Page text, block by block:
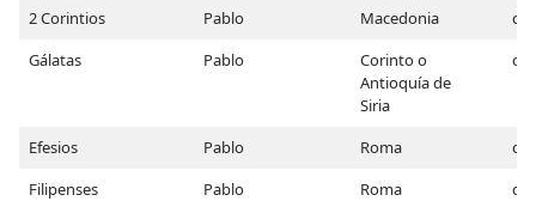
2 Corintios
Pablo Macedonia
c.
Gálatas
Pablo
Corinto o
Antioquía de
Siria
c.
Efesios Pablo Roma
c.
Filipenses
Pablo Roma
c.